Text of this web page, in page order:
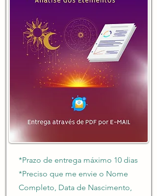
*Prazo de entrega máximo 10 dias
*Preciso que me envie o Nome
Completo, Data de Nascimento,